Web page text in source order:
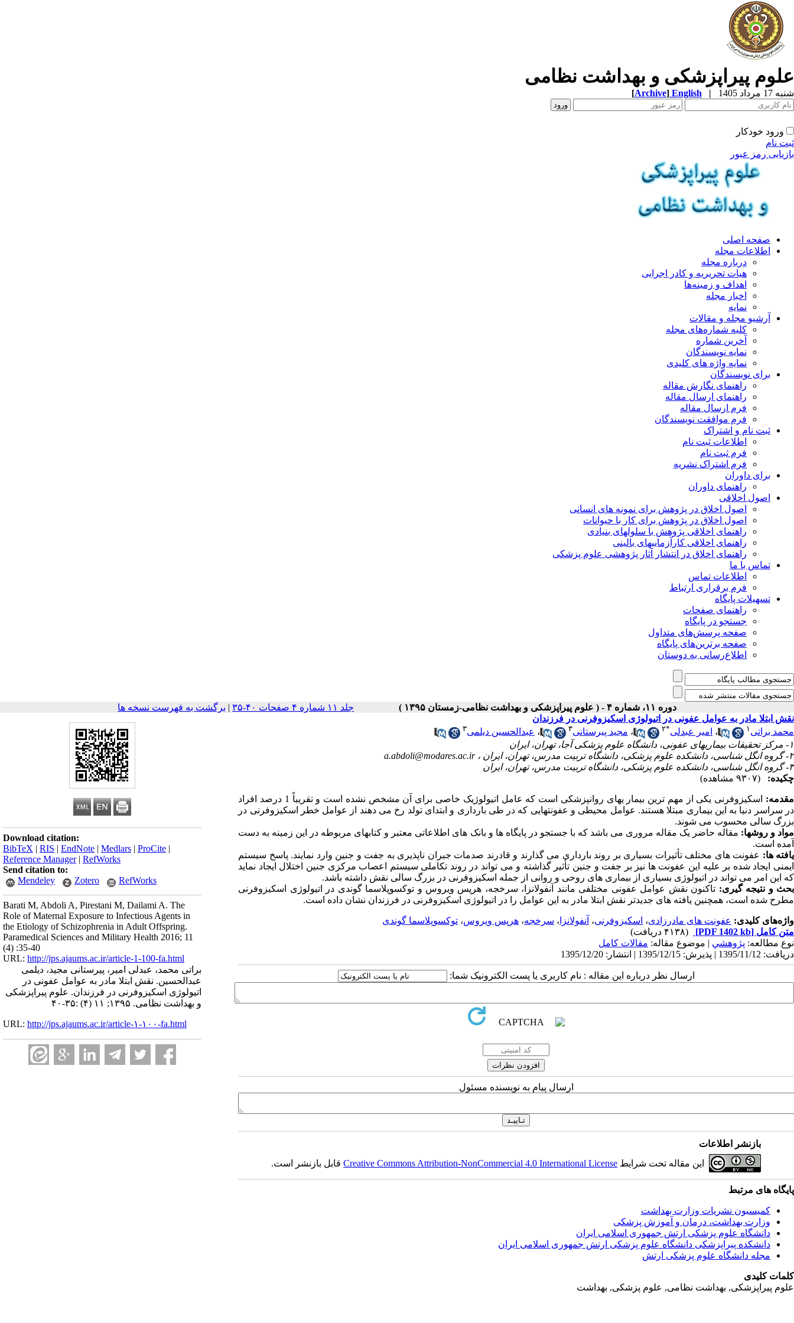
علوم پیراپزشکی و بهداشت نظامی
شنبه 17 مرداد 1405 |
English
[Archive]
ورود خودکار
ثبت نام
بازیابی رمز عبور
صفحه اصلی
اطلاعات مجله
درباره مجله
هیات تحریریه و کادر اجرایی
اهداف و زمینه‌ها
اخبار مجله
نمایه
آرشیو مجله و مقالات
کلیه شماره‌های مجله
آخرین شماره
نمایه نویسندگان
نمایه واژه های کلیدی
برای نویسندگان
راهنمای نگارش مقاله
راهنمای ارسال مقاله
فرم ارسال مقاله
فرم موافقت نویسندگان
ثبت نام و اشتراک
اطلاعات ثبت نام
فرم ثبت نام
فرم اشتراک نشریه
برای داوران
راهنمای داوران
اصول اخلاقی
اصول اخلاق در پژوهش برای نمونه های انسانی
اصول اخلاق در پژوهش برای کار با حیوانات
راهنمای اخلاقی پژوهش با سلولهای بنیادی
راهنمای اخلاقی کارآزماییهای بالینی
راهنمای اخلاق در انتشار آثار پژوهشی علوم پزشکی
تماس با ما
اطلاعات تماس
فرم برقراری ارتباط
تسهیلات پایگاه
راهنمای صفحات
جستجو در پایگاه
صفحه پرسش‌های متداول
صفحه برترین‌های پایگاه
اطلاع‌رسانی به دوستان
دوره ۱۱، شماره ۴ - ( علوم پیراپزشکی و بهداشت نظامی-زمستان ۱۳۹۵ ) جلد ۱۱ شماره ۴ صفحات ۴۰-۳۵ | برگشت به فهرست نسخه ها
Download citation:
BibTeX | RIS | EndNote | Medlars | ProCite |
Reference Manager| RefWorks
Send citation to:
Mendeley
Zotero RefWorks
Barati M, Abdoli A, Pirestani M, Dailami A. The
Role of Maternal Exposure to Infectious Agents in
the Etiology of Schizophrenia in Adult Offspring.
Paramedical Sciences and Military Health 2016; 11
(4) :35-40
URL: http://jps.ajaums.ac.ir/article-1-100-fa.html
براتی محمد، عبدلی امیر، پیرستانی مجید، دیلمی
عبدالحسین. نقش ابتلا مادر به عوامل عفونی در
اتیولوژی اسکیزوفرنی در فرزندان. علوم پیراپزشکی
و بهداشت نظامی. ۱۳۹۵; ۱۱ (۴) :۳۵-۴۰
URL: http://jps.ajaums.ac.ir/article-۱-۱۰۰-fa.html
نقش ابتلا مادر به عوامل عفونی در اتیولوژی اسکیزوفرنی در فرزندان
محمد براتی ۱ ، امیر عبدلی*۲ ، مجید پیرستانی۳ ، عبدالحسین دیلمی۳
۱- مرکز تحقیقات بیماریهای عفونی، دانشگاه علوم پزشکی آجا، تهران، ایران
۲- گروه انگل شناسی، دانشکده علوم پزشکی، دانشگاه تربیت مدرس، تهران، ایران ،
a.abdoli@modares.ac.ir
۳- گروه انگل شناسی، دانشکده علوم پزشکی، دانشگاه تربیت مدرس، تهران، ایران
چکیده:
(۹۳۰۷ مشاهده)
مقدمه:
اسکیزوفرنی یکی از مهم ترین بیمار یهای روانپزشکی است که عامل اتیولوژیک خاصی برای آن مشخص نشده است و تقریباً 1 درصد افراد
در سراسر دنیا به این بیماری مبتلا هستند. عوامل محیطی و عفونتهایی که در طی بارداری و ابتدای تولد رخ می دهند از عوامل خطر اسکیزوفرنی در
بزرگ سالی محسوب می شوند.
مواد و روشها: مقاله حاضر یک مقاله مروری می باشد که با جستجو در پایگاه ها و بانک های اطلاعاتی معتبر و کتابهای مربوطه در این زمینه به دست
آمده است.
یافته ها: عفونت های مختلف تأثیرات بسیاری بر روند بارداری می گذارند و قادرند صدمات جبران ناپذیری به جفت و جنین وارد نمایند. پاسخ سیستم
ایمنی ایجاد شده بر علیه این عفونت ها نیز بر جفت و جنین تأثیر گذاشته و می تواند در روند تکاملی سیستم اعصاب مرکزی جنین اختلال ایجاد نماید
که این امر می تواند در اتیولوژی بسیاری از بیماری های روحی و روانی از جمله اسکیزوفرنی در بزرگ سالی نقش داشته باشد.
بحث و نتیجه گیری: تاکنون نقش عوامل عفونی مختلفی مانند آنفولانزا، سرخجه، هرپس ویروس و توکسوپلاسما گوندی در اتیولوژی اسکیزوفرنی
مطرح شده است، همچنین یافته های جدیدتر نقش ابتلا مادر به این عوامل را در اتیولوژی اسکیزوفرنی در فرزندان نشان داده است.
واژه‌های کلیدی: عفونت های مادرزادی، اسکیزوفرنی، آنفولانزا ، سرخجه، هرپس ویروس، توکسوپلاسما گوندی
متن کامل [PDF 1402 kb]
(۴۱۳۸ دریافت)
نوع مطالعه: پژوهشي | موضوع مقاله: مقالات کامل
دریافت: 1395/11/12 | پذیرش: 1395/12/15 | انتشار: 1395/12/20
ارسال نظر درباره این مقاله : نام کاربری یا پست الکترونیک شما:
ارسال پیام به نویسنده مسئول
بازنشر اطلاعات
این مقاله تحت شرایط Creative Commons Attribution-NonCommercial 4.0 International Licenseقابل بازنشر است.
پایگاه های مرتبط
کمیسیون نشریات وزارت بهداشت
وزارت بهداشت، درمان و آموزش پزشکی
دانشگاه علوم پزشکی ارتش جمهوری اسلامی ایران
دانشکده پیراپزشکی دانشگاه علوم پزشکی ارتش جمهوری اسلامی ایران
مجله دانشگاه علوم پزشکی ارتش
کلمات کلیدی
علوم پیراپزشکی, بهداشت نظامی, علوم پزشکی, بهداشت